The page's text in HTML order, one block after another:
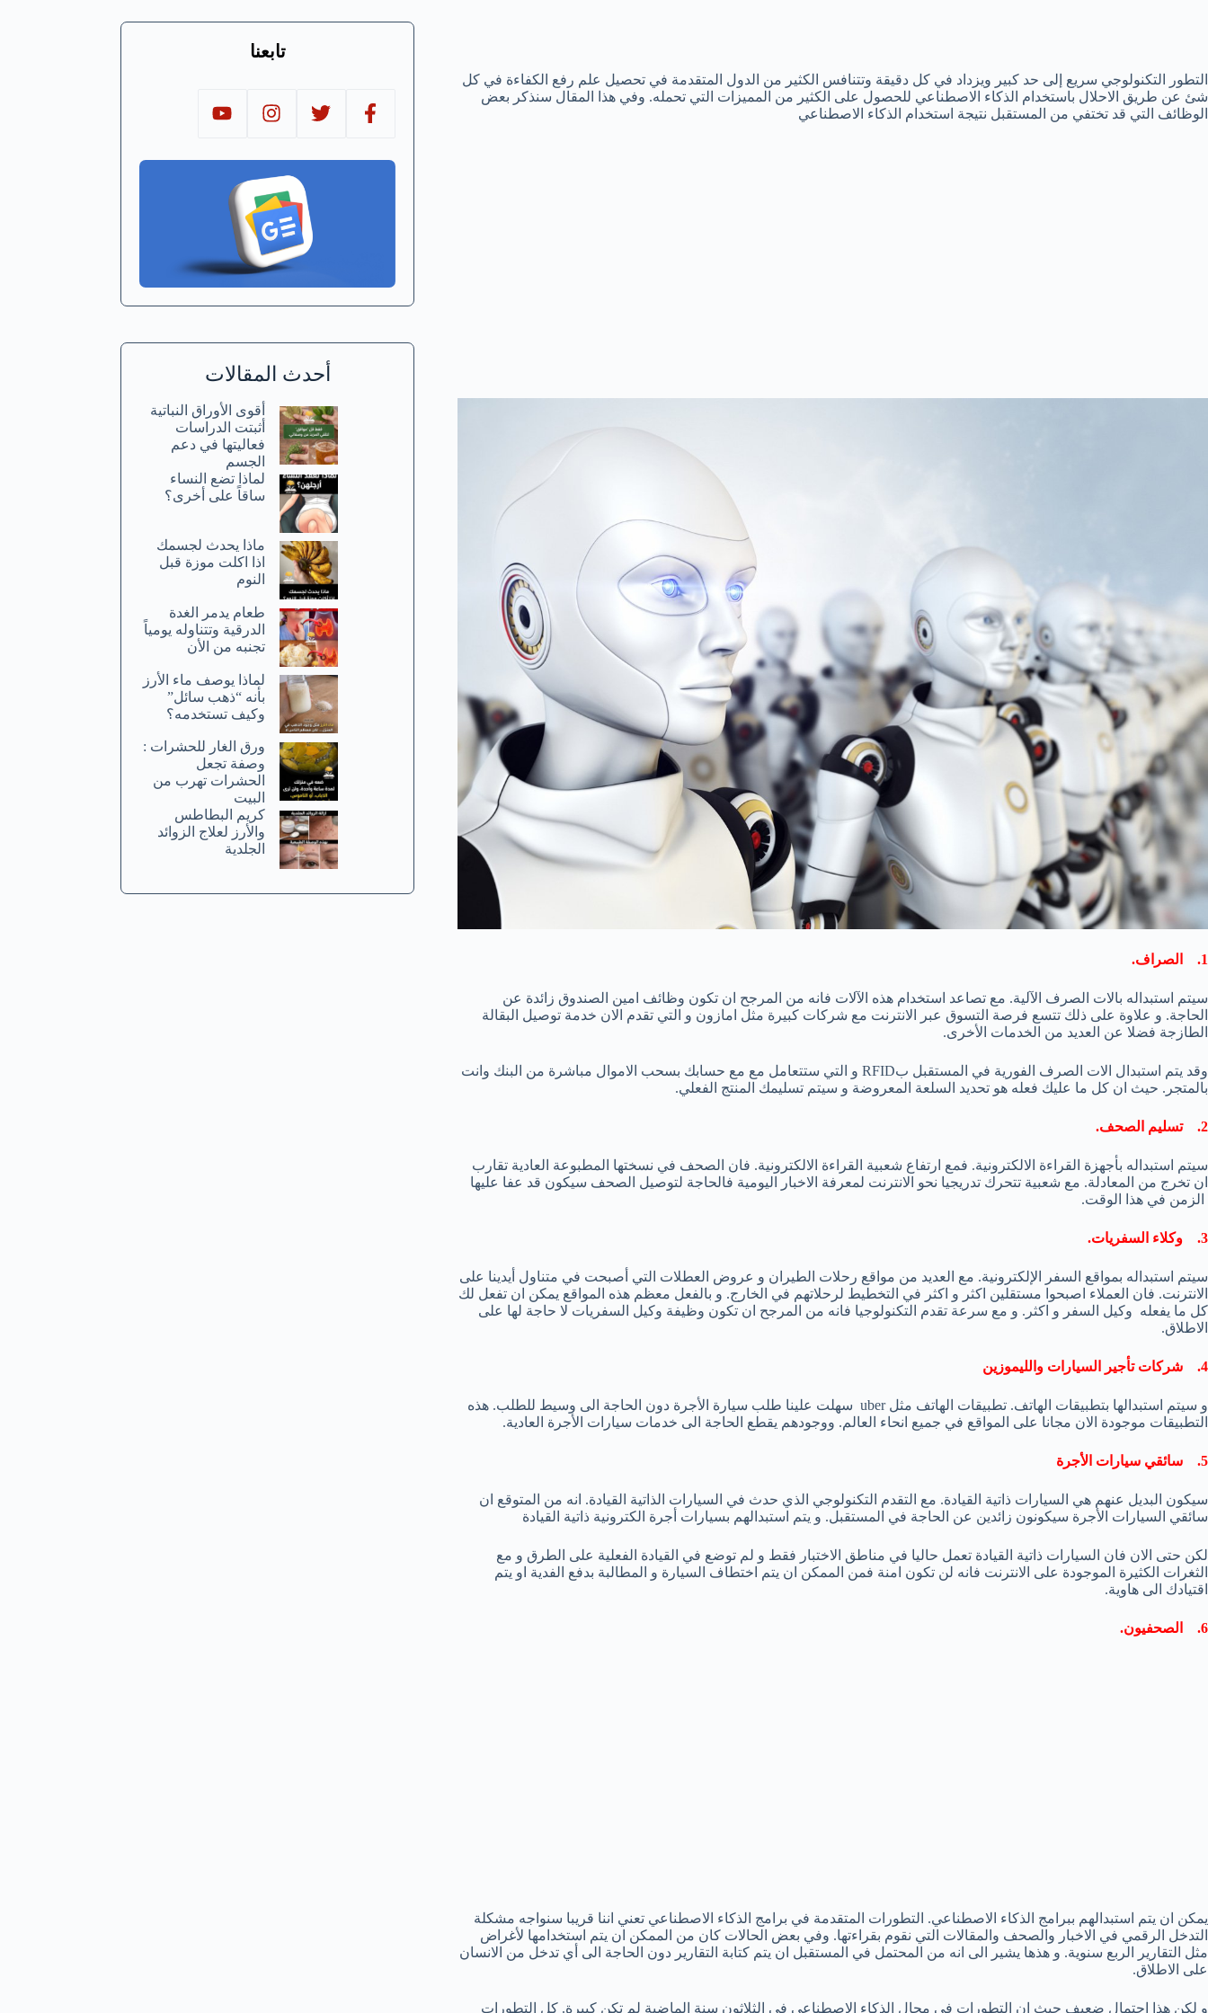
التطور التكنولوجي سريع إلى حد كبير ويزداد في كل دقيقة وتتنافس الكثير من الدول المتقدمة في تحصيل علم رفع الكفاءة في كل
شئ عن طريق الاحلال باستخدام الذكاء الاصطناعي للحصول على الكثير من المميزات التي تحمله. وفي هذا المقال سنذكر بعض
الوظائف التي قد تختفي من المستقبل نتيجة استخدام الذكاء الاصطناعي
1. الصراف.
سيتم استبداله بالات الصرف الآلية. مع تصاعد استخدام هذه الآلات فانه من المرجح ان تكون وظائف امين الصندوق زائدة عن
الحاجة. و علاوة على ذلك تتسع فرصة التسوق عبر الانترنت مع شركات كبيرة مثل امازون و التي تقدم الان خدمة توصيل البقالة
الطازجة فضلا عن العديد من الخدمات الأخرى.
وقد يتم استبدال الات الصرف الفورية في المستقبل بRFID و التي ستتعامل مع مع حسابك بسحب الاموال مباشرة من البنك وانت
بالمتجر. حيث ان كل ما عليك فعله هو تحديد السلعة المعروضة و سيتم تسليمك المنتج الفعلي.
2. تسليم الصحف.
سيتم استبداله بأجهزة القراءة الالكترونية. فمع ارتفاع شعبية القراءة الالكترونية. فان الصحف في نسختها المطبوعة العادية تقارب
ان تخرج من المعادلة. مع شعبية تتحرك تدريجيا نحو الانترنت لمعرفة الاخبار اليومية فالحاجة لتوصيل الصحف سيكون قد عفا عليها
الزمن في هذا الوقت.
3. وكلاء السفريات.
سيتم استبداله بمواقع السفر الإلكترونية. مع العديد من مواقع رحلات الطيران و عروض العطلات التي أصبحت في متناول أيدينا على
الانترنت. فان العملاء اصبحوا مستقلين اكثر و اكثر في التخطيط لرحلاتهم في الخارج. و بالفعل معظم هذه المواقع يمكن ان تفعل لك
كل ما يفعله وكيل السفر و اكثر. و مع سرعة تقدم التكنولوجيا فانه من المرجح ان تكون وظيفة وكيل السفريات لا حاجة لها على
الاطلاق.
4. شركات تأجير السيارات والليموزين
و سيتم استبدالها بتطبيقات الهاتف. تطبيقات الهاتف مثل uber سهلت علينا طلب سيارة الأجرة دون الحاجة الى وسيط للطلب. هذه
التطبيقات موجودة الان مجانا على المواقع في جميع انحاء العالم. ووجودهم يقطع الحاجة الى خدمات سيارات الأجرة العادية.
5. سائقي سيارات الأجرة
سيكون البديل عنهم هي السيارات ذاتية القيادة. مع التقدم التكنولوجي الذي حدث في السيارات الذاتية القيادة. انه من المتوقع ان
سائقي السيارات الأجرة سيكونون زائدين عن الحاجة في المستقبل. و يتم استبدالهم بسيارات أجرة الكترونية ذاتية القيادة
لكن حتى الان فان السيارات ذاتية القيادة تعمل حاليا في مناطق الاختبار فقط و لم توضع في القيادة الفعلية على الطرق و مع
الثغرات الكثيرة الموجودة على الانترنت فانه لن تكون امنة فمن الممكن ان يتم اختطاف السيارة و المطالبة بدفع الفدية او يتم
اقتيادك الى هاوية.
6. الصحفيون.
يمكن ان يتم استبدالهم ببرامج الذكاء الاصطناعي. التطورات المتقدمة في برامج الذكاء الاصطناعي تعني اننا قريبا سنواجه مشكلة
التدخل الرقمي في الاخبار والصحف والمقالات التي نقوم بقراءتها. وفي بعض الحالات كان من الممكن ان يتم استخدامها لأغراض
مثل التقارير الربع سنوية. و هذها يشير الى انه من المحتمل في المستقبل ان يتم كتابة التقارير دون الحاجة الى أي تدخل من الانسان
على الاطلاق.
و لكن هذا احتمال ضعيف حيث ان التطورات في مجال الذكاء الاصطناعي في الثلاثون سنة الماضية لم تكن كبيرة. كل التطورات
تابعنا
أحدث المقالات
أقوى الأوراق النباتية
أثبتت الدراسات
فعاليتها في دعم
الجسم
لماذا تضع النساء
ساقاً على أخرى؟
ماذا يحدث لجسمك
اذا اكلت موزة قبل
النوم
طعام يدمر الغدة
الدرقية وتتناوله يومياً
تجنبه من الأن
لماذا يوصف ماء الأرز
بأنه “ذهب سائل”
وكيف تستخدمه؟
ورق الغار للحشرات :
وصفة تجعل
الحشرات تهرب من
البيت
كريم البطاطس
والأرز لعلاج الزوائد
الجلدية